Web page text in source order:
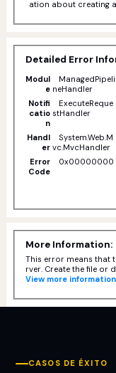
ation about creating
Detailed Error
Modul
e
ManagedPipeli
neHandler
Notifi
catio
n
ExecuteReque
stHandler
Handl
er
System.Web.M
vc.MvcHandler
Error
Code
0x00000000
More Information:
This error means that
rver. Create the file or
View more information
CASOS DE ÉXITO